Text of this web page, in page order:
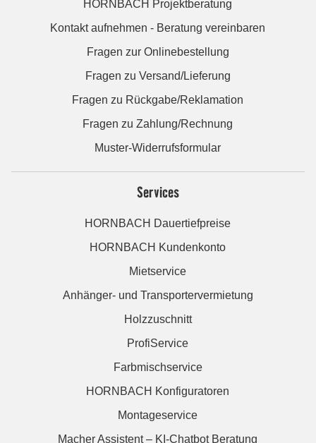
HORNBACH Projektberatung
Kontakt aufnehmen - Beratung vereinbaren
Fragen zur Onlinebestellung
Fragen zu Versand/Lieferung
Fragen zu Rückgabe/Reklamation
Fragen zu Zahlung/Rechnung
Muster-Widerrufsformular
Services
HORNBACH Dauertiefpreise
HORNBACH Kundenkonto
Mietservice
Anhänger- und Transportervermietung
Holzzuschnitt
ProfiService
Farbmischservice
HORNBACH Konfiguratoren
Montageservice
Macher Assistent – KI-Chatbot Beratung